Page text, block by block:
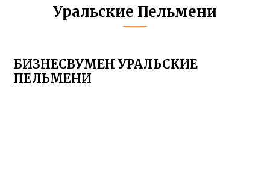
Уральские Пельмени
БИЗНЕСВУМЕН УРАЛЬСКИЕ
ПЕЛЬМЕНИ